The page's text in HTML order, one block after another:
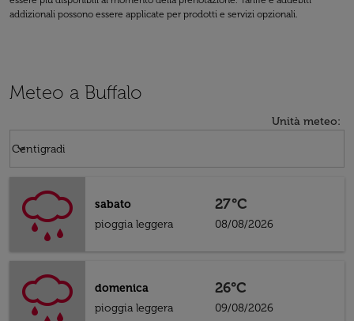
addizionali possono essere applicate per prodotti e servizi opzionali.
Meteo a Buffalo
Unità meteo:
Centigradi
keyboard_arrow_down
sabato
pioggia leggera
27°C
08/08/2026
domenica
pioggia leggera
26°C
09/08/2026